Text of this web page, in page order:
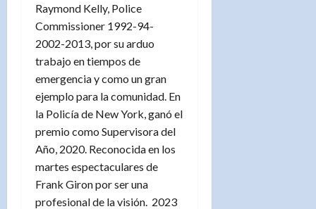
Raymond Kelly, Police
Commissioner 1992-94-
2002-2013, por su arduo
trabajo en tiempos de
emergencia y como un gran
ejemplo para la comunidad. En
la Policía de New York, ganó el
premio como Supervisora del
Año, 2020. Reconocida en los
martes espectaculares de
Frank Giron por ser una
profesional de la visión. 2023